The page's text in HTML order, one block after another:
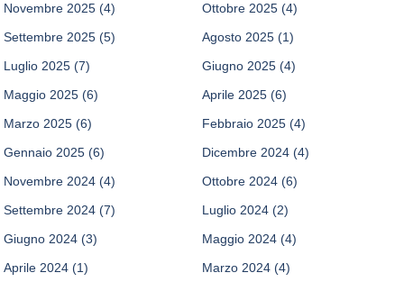
Novembre 2025 (4) Ottobre 2025 (4)
Settembre 2025 (5) Agosto 2025 (1)
Luglio 2025 (7) Giugno 2025 (4)
Maggio 2025 (6) Aprile 2025 (6)
Marzo 2025 (6) Febbraio 2025 (4)
Gennaio 2025 (6) Dicembre 2024 (4)
Novembre 2024 (4) Ottobre 2024 (6)
Settembre 2024 (7) Luglio 2024 (2)
Giugno 2024 (3) Maggio 2024 (4)
Aprile 2024 (1) Marzo 2024 (4)